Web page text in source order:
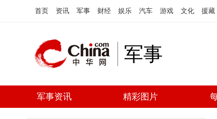
首页 资讯 军事 财经 娱乐 汽车 游戏 文化 援藏
军事
军事资讯 精彩图片